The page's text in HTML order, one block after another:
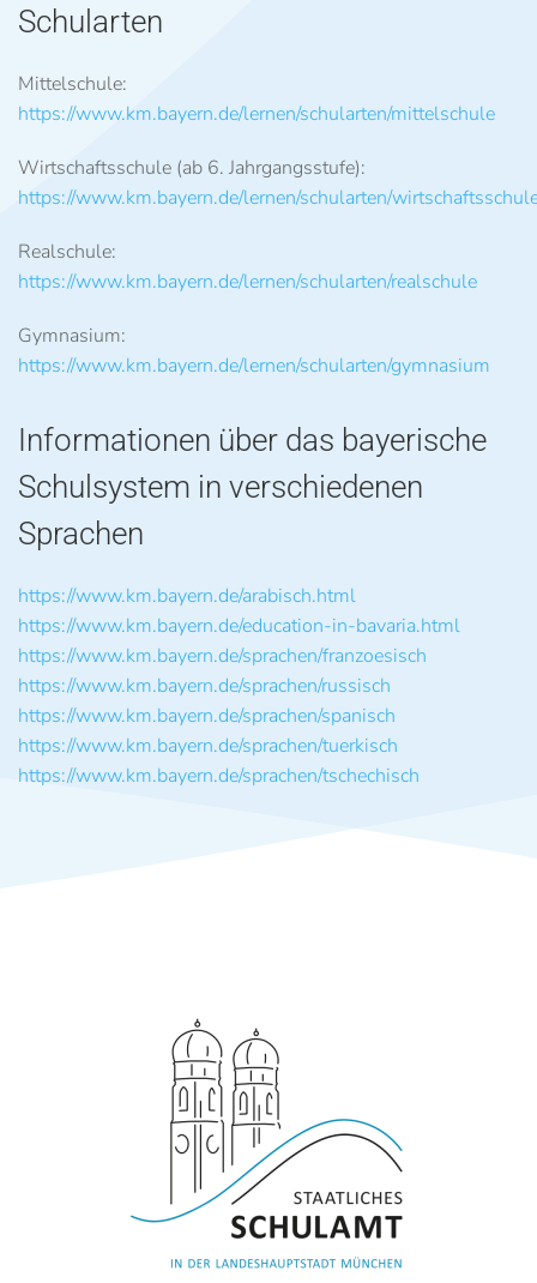
Schularten
Mittelschule:
https://www.km.bayern.de/lernen/schularten/mittelschule
Wirtschaftsschule (ab 6. Jahrgangsstufe):
https://www.km.bayern.de/lernen/schularten/
Realschule:
https://www.km.bayern.de/lernen/schularten/realschule
Gymnasium:
https://www.km.bayern.de/lernen/schularten/gymnasium
Informationen über das bayerische
Schulsystem in verschiedenen
Sprachen
https://www.km.bayern.de/arabisch.html
https://www.km.bayern.de/education-in-bavaria.html
https://www.km.bayern.de/sprachen/franzoesisch
https://www.km.bayern.de/sprachen/russisch
https://www.km.bayern.de/sprachen/spanisch
https://www.km.bayern.de/sprachen/tuerkisch
https://www.km.bayern.de/sprachen/tschechisch